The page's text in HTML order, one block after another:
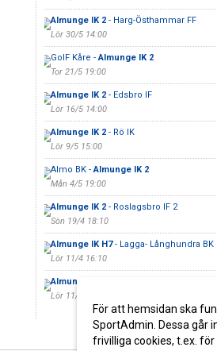
Almunge IK 2- Harg-Östhammar FF
Lör 30/5 14:00
GoIF Kåre -Almunge IK 2
Tor 21/5 19:00
Almunge IK 2- Edsbro IF
Lör 16/5 14:00
Almunge IK 2- Rö IK
Lör 9/5 15:00
Almo BK -Almunge IK 2
Mån 4/5 19:00
Almunge IK 2- Roslagsbro IF 2
Sön 19/4 18:10
Almunge IK H7- Lagga- Långhundra BK
Lör 11/4 16:10
Almunge IK
Lör 11/4
För att hemsidan ska
SportAdmin. Dessa går
frivilliga cookies, t.ex.